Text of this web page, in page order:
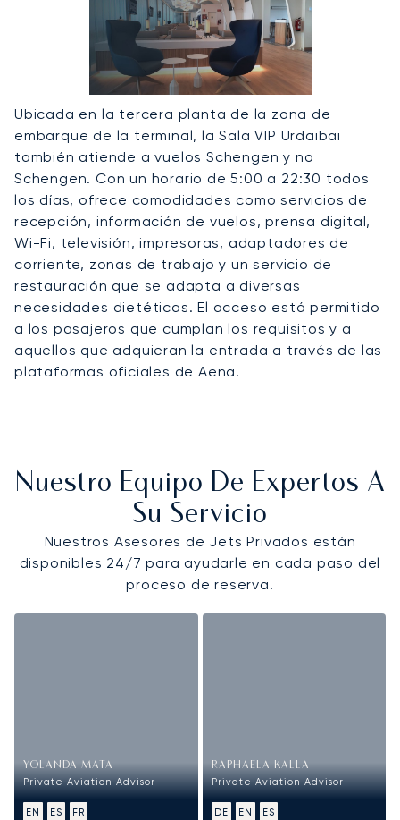
Ubicada en la tercera planta de la zona de
embarque de la terminal, la Sala VIP Urdaibai
también atiende a vuelos Schengen y no
Schengen. Con un horario de 5:00 a 22:30 todos
los días, ofrece comodidades como servicios de
recepción, información de vuelos, prensa digital,
Wi-Fi, televisión, impresoras, adaptadores de
corriente, zonas de trabajo y un servicio de
restauración que se adapta a diversas
necesidades dietéticas. El acceso está permitido
a los pasajeros que cumplan los requisitos y a
aquellos que adquieran la entrada a través de las
plataformas oficiales de Aena.
Nuestro Equipo De Expertos A
Su Servicio
Nuestros Asesores de Jets Privados están
disponibles 24/7 para ayudarle en cada paso del
proceso de reserva.
YOLANDA MATA
Private Aviation Advisor
EN ES FR
RAPHAELA KALLA
Private Aviation Advisor
DE EN ES